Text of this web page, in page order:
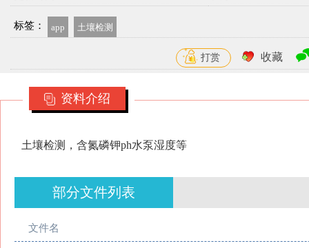
标签： app 土壤检测
打赏 收藏
资料介绍
土壤检测，含氮磷钾ph水泵湿度等
部分文件列表
文件名